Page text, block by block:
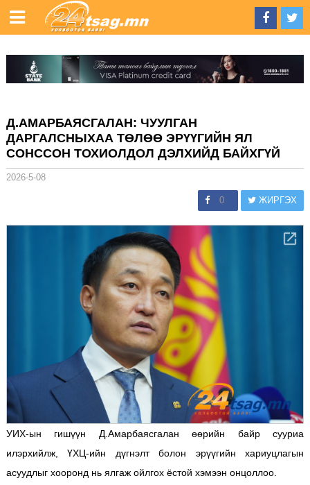
Д.АМАРБАЯСГАЛАН: ЧУУЛГАН
ДАРГАЛСНЫХАА ТӨЛӨӨ ЭРҮҮГИЙН ЯЛ
СОНССОН ТОХИОЛДОЛ ДЭЛХИЙД БАЙХГҮЙ
2026-5-08
0 ЖИРГЭХ
УИХ-ын гишүүн Д.Амарбаясгалан өөрийн байр сууриа
илэрхийлж, ҮХЦ-ийн дүгнэлт болон эрүүгийн хариуцлагын
асуудлыг хооронд нь ялгаж ойлгох ёстой хэмээн онцоллоо.